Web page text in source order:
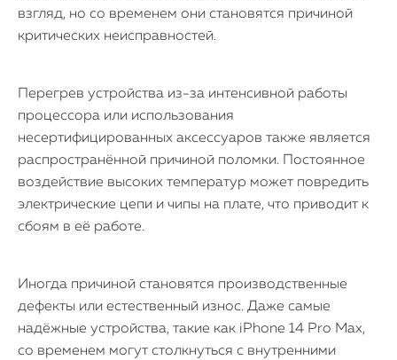
взгляд, но со временем они становятся причиной
критических неисправностей.
Перегрев устройства из-за интенсивной работы
процессора или использования
несертифицированных аксессуаров также является
распространённой причиной поломки. Постоянное
воздействие высоких температур может повредить
электрические цепи и чипы на плате, что приводит к
сбоям в её работе.
Иногда причиной становятся производственные
дефекты или естественный износ. Даже самые
надёжные устройства, такие как iPhone 14 Pro Max,
со временем могут столкнуться с внутренними